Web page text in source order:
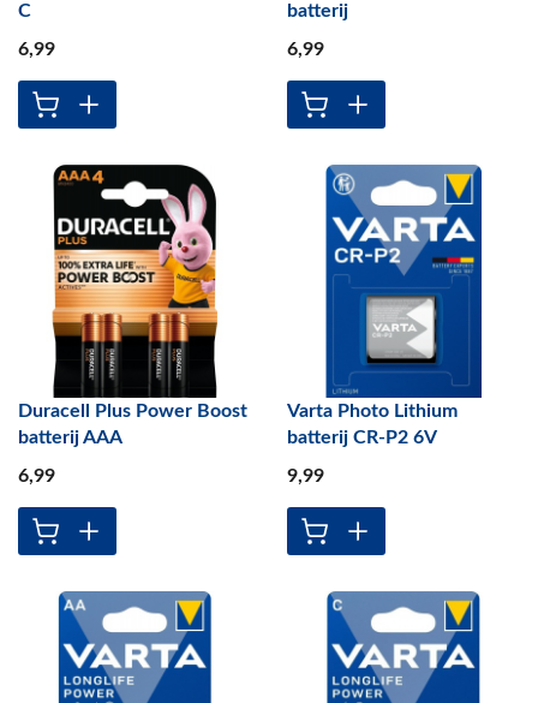
C
6,99
batterij
6,99
Duracell Plus Power Boost
batterij AAA
6,99
Varta Photo Lithium
batterij CR-P2 6V
9,99